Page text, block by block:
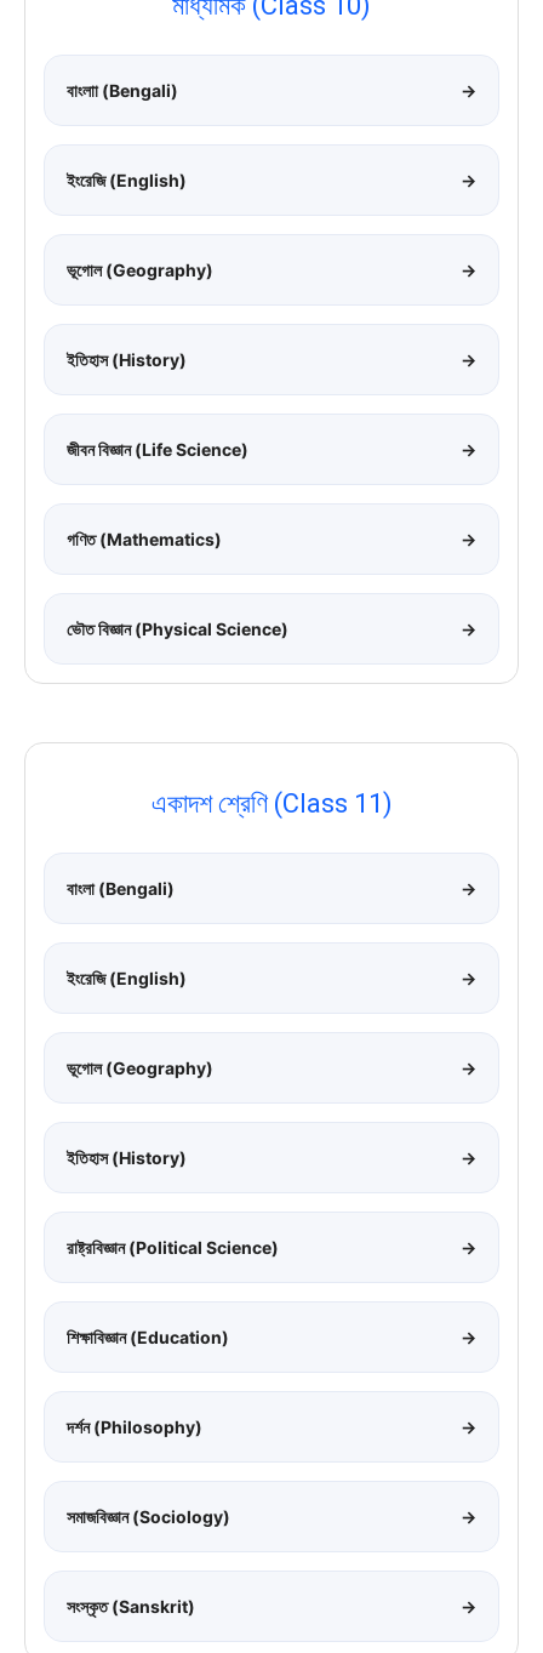
বাংলাা (Bengali) →
ইংরেজি (English) →
ভূগোল (Geography) →
ইতিহাস (History) →
জীবন বিজ্ঞান (Life Science) →
গণিত (Mathematics) →
ভৌত বিজ্ঞান (Physical Science) →
একাদশ শ্রেণি (Class 11)
বাংলা (Bengali) →
ইংরেজি (English) →
ভূগোল (Geography) →
ইতিহাস (History) →
রাষ্ট্রবিজ্ঞান (Political Science) →
শিক্ষাবিজ্ঞান (Education) →
দর্শন (Philosophy) →
সমাজবিজ্ঞান (Sociology) →
সংস্কৃত (Sanskrit) →